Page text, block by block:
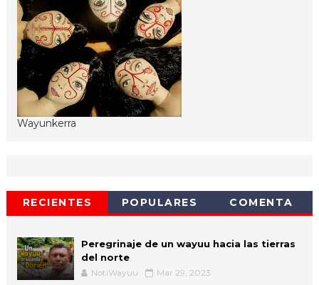
Wayunkerra
RECIENTES POPULARES COMENTA
Peregrinaje de un wayuu hacia las tierras
del norte
NotiWayuu Mar 29, 2023